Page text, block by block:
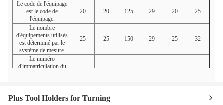
Le code de l'équipage
est le code de
l'équipage.
20 20 125 29 20 25
Le nombre
d'équipements utilisés
est déterminé par le
système de mesure.
25 25 150 29 25 32
Le numéro
d'immatriculation du
Les États membres
Plus Tool Holders for Turning